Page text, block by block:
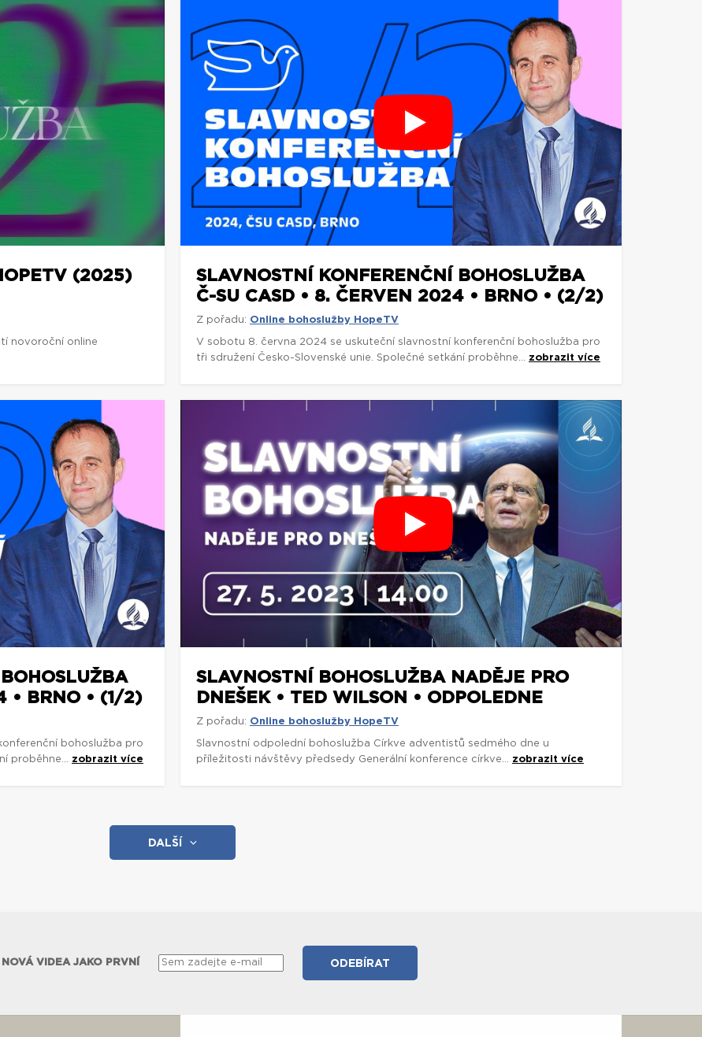
(2025)
novoroční online
SLAVNOSTNÍ KONFERENČNÍ BOHOSLUŽBA
Č-SU CASD • 8. ČERVEN 2024 • BRNO • (2/2)
Z pořadu: Online bohoslužby HopeTV
V sobotu 8. června 2024 se uskuteční slavnostní konferenční bohoslužba pro
tři sdružení Česko-Slovenské unie. Společné setkání proběhne... zobrazit více
• BRNO • (1/2)
bohoslužba pro
proběhne... zobrazit více
SLAVNOSTNÍ BOHOSLUŽBA NADĚJE PRO
DNEŠEK • TED WILSON • ODPOLEDNE
Z pořadu: Online bohoslužby HopeTV
Slavnostní odpolední bohoslužba Církve adventistů sedmého dne u
příležitosti návštěvy předsedy Generální konference církve... zobrazit více
DALŠÍ
VIDEA JAKO PRVNÍ